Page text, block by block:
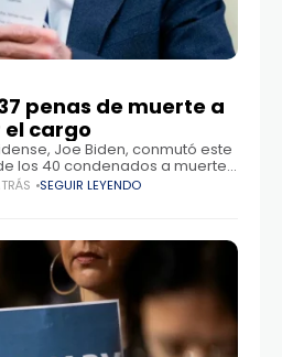
penas de muerte a
el cargo
Joe Biden, conmutó este
los 40 condenados a muerte
de un mes del regreso
SEGUIR LEYENDO